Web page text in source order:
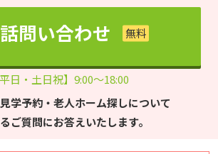
問い合わせ
平日・土日祝】9:00～18:00
学予約・老人ホーム探しについて
ご質問にお答えいたします。